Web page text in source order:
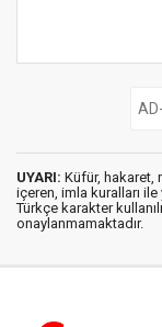
UYARI: Küfür, hakaret,
içeren, imla kuralları ile
Türkçe karakter
onaylanmamaktadır.